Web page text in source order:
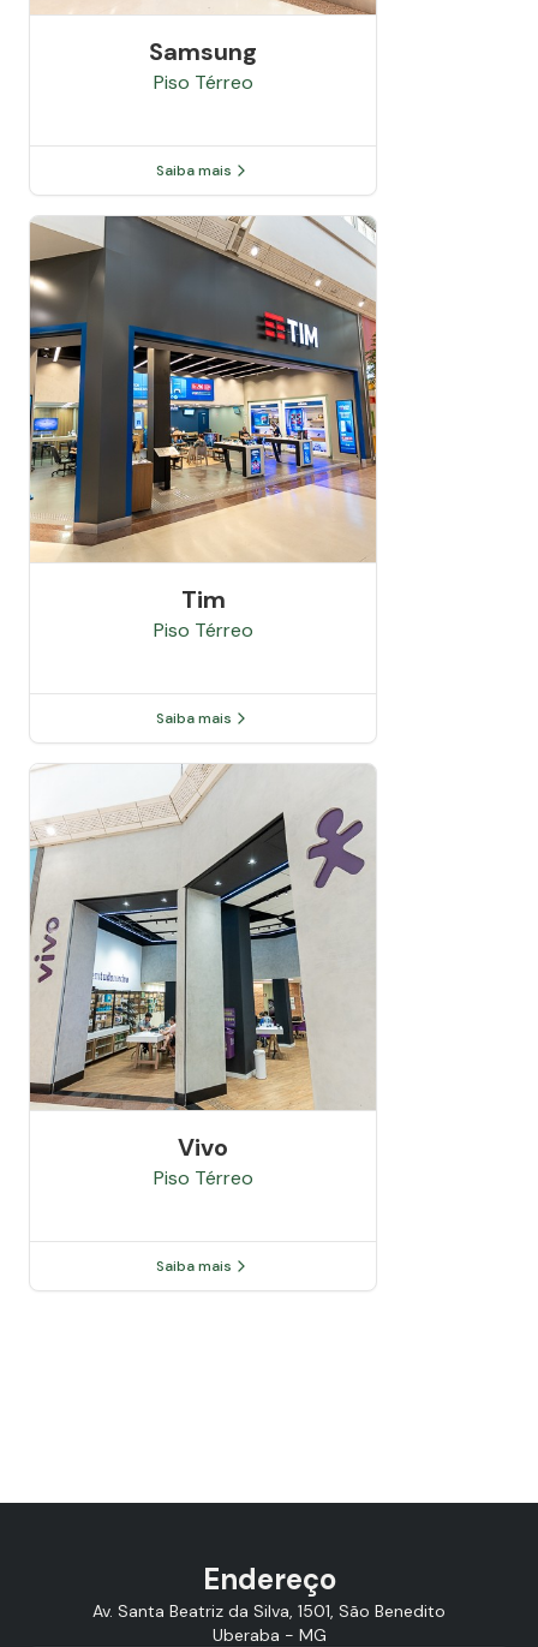
Samsung
Piso Térreo
Saiba mais
Tim
Piso Térreo
Saiba mais
Vivo
Piso Térreo
Saiba mais
Endereço
Av. Santa Beatriz da Silva, 1501, São Benedito
Uberaba - MG